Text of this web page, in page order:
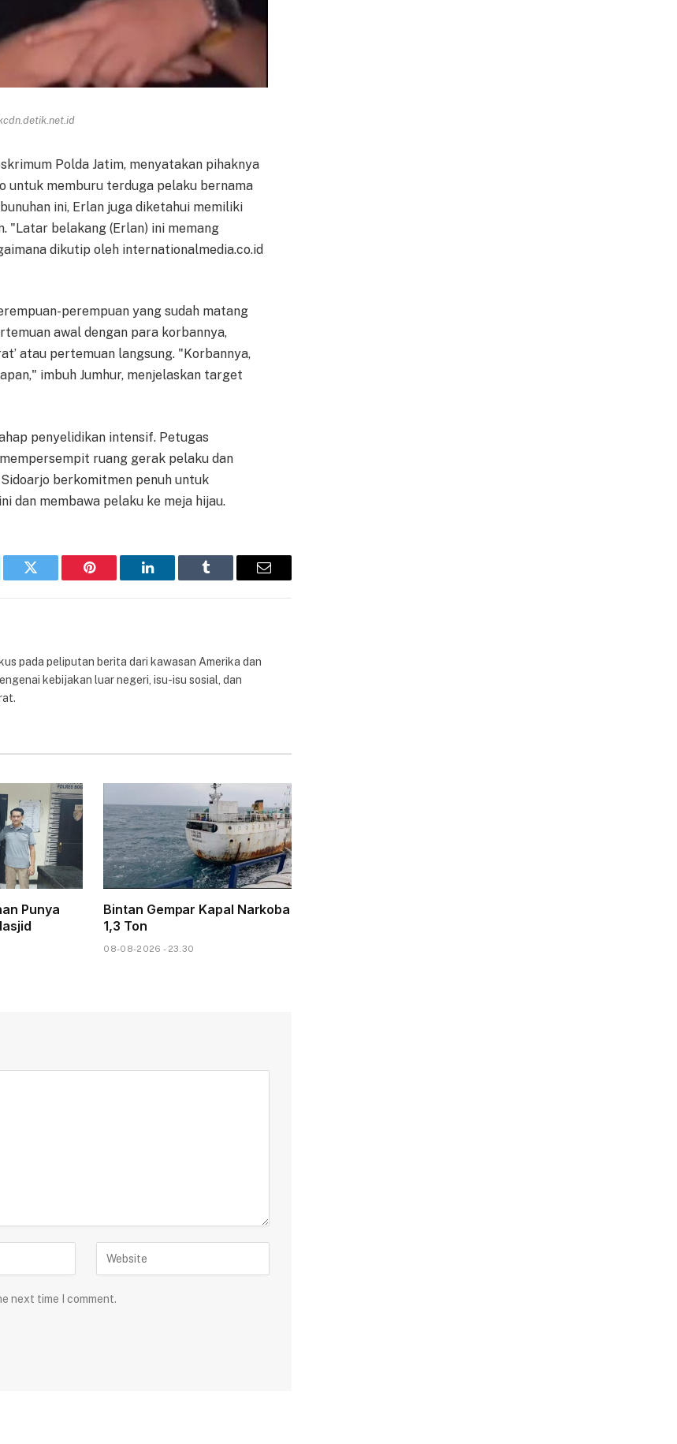
Polda Jatim, menyatakan pihaknya
untuk memburu terduga pelaku bernama
ini, Erlan juga diketahui memiliki
"Latar belakang (Erlan) ini memang
dikutip oleh internationalmedia.co.id
perempuan yang sudah matang
awal dengan para korbannya,
atau pertemuan langsung. "Korbannya,
imbuh Jumhur, menjelaskan target
penyelidikan intensif. Petugas
ruang gerak pelaku dan
berkomitmen penuh untuk
dan membawa pelaku ke meja hijau.
Twitter Pinterest LinkedIn Tumblr Email
pada peliputan berita dari kawasan Amerika dan
kebijakan luar negeri, isu-isu sosial, dan
Punya
Bintan Gempar Kapal Narkoba
1,3 Ton
08-08-2026 - 23.30
next time I comment.